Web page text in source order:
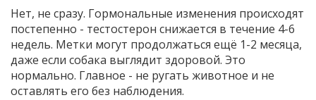
Нет, не сразу. Гормональные изменения происходят
постепенно - тестостерон снижается в течение 4-6
недель. Метки могут продолжаться ещё 1-2 месяца,
даже если собака выглядит здоровой. Это
нормально. Главное - не ругать животное и не
оставлять его без наблюдения.